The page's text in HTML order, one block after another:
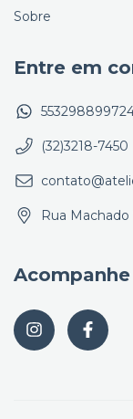
Sobre
Entre em
(32)3218-7450
Rua Machado
Acompanhe